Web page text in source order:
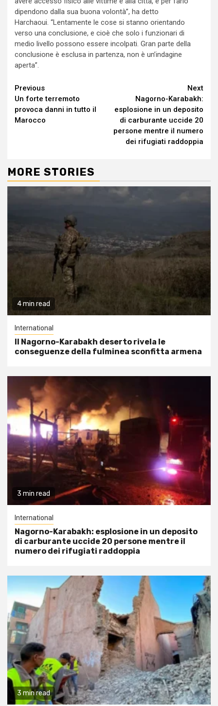
dipendono dalla sua buona volontà”, ha detto
Harchaoui. “Lentamente le cose si stanno orientando
verso una conclusione, e cioè che solo i funzionari di
medio livello possono essere incolpati. Gran parte della
conclusione è esclusa in partenza, non è un’indagine
aperta”.
Continue
Reading
Previous
Un forte terremoto
provoca danni in tutto il
Marocco
Next
Nagorno-Karabakh:
esplosione in un deposito
di carburante uccide 20
persone mentre il numero
dei rifugiati raddoppia
MORE STORIES
4 min read
International
Il Nagorno-Karabakh deserto rivela le
conseguenze della fulminea sconfitta armena
3 min read
International
Nagorno-Karabakh: esplosione in un deposito
di carburante uccide 20 persone mentre il
numero dei rifugiati raddoppia
3 min read